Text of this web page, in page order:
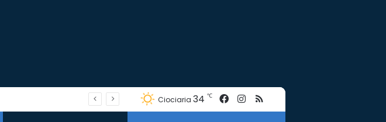
Ciociaria 34 ℃ FacebookInstagram
RSS